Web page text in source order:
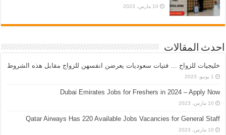
10 مارس، 2023
احدث المقالات
خليجيات للزواج … فتيات سعوديات يعرضن انفسهن للزواج مقابل هذه الشروط
1 يونيو، 2023
Dubai Emirates Jobs for Freshers in 2024 – Apply Now
10 مارس، 2023
Qatar Airways Has 220 Available Jobs Vacancies for General Staff
10 مارس، 2023